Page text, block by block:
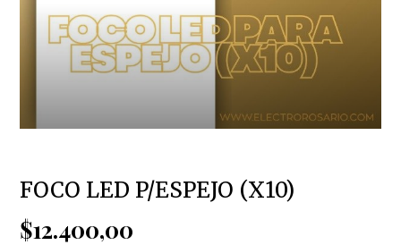
FOCO LED P/ESPEJO (X10)
$12.400,00